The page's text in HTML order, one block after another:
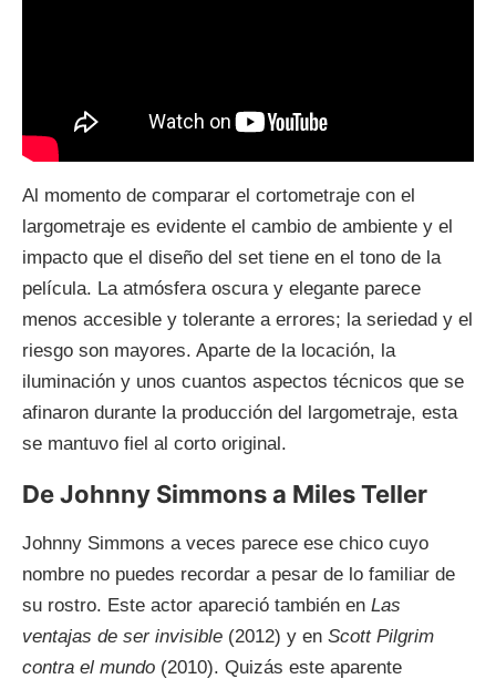
Al momento de comparar el cortometraje con el
largometraje es evidente el cambio de ambiente y el
impacto que el diseño del set tiene en el tono de la
película. La atmósfera oscura y elegante parece
menos accesible y tolerante a errores; la seriedad y el
riesgo son mayores. Aparte de la locación, la
iluminación y unos cuantos aspectos técnicos que se
afinaron durante la producción del largometraje, esta
se mantuvo fiel al corto original.
De Johnny Simmons a Miles Teller
Johnny Simmons a veces parece ese chico cuyo
nombre no puedes recordar a pesar de lo familiar de
su rostro. Este actor apareció también en Las
ventajas de ser invisible (2012) y en Scott Pilgrim
contra el mundo (2010). Quizás este aparente